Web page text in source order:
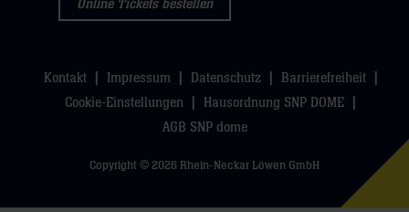
Online Tickets bestellen
Kontakt Impressum Datenschutz
Barrierefreiheit
Cookie-Einstellungen
Hausordnung SNP DOME
AGB SNP dome
Copyright © 2026 Rhein-Neckar Löwen GmbH